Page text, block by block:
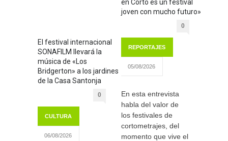
El festival internacional
SONAFILM llevará la
música de «Los
Bridgerton» a los jardines
de la Casa Santonja
0
CULTURA
06/08/2026
en Corto es un festival
joven con mucho futuro»
0
REPORTAJES
05/08/2026
En esta entrevista
habla del valor de
los festivales de
cortometrajes, del
momento que vive el